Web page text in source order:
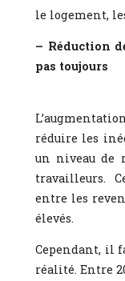
le logement,
– Réduction
pas toujours
réduire les
un niveau de
travailleurs.
entre les
élevés.
Cependant, il
réalité. Entre